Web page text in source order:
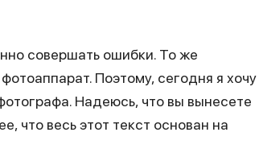
совершать ошибки. То же
Поэтому, сегодня я хочу
Надеюсь, что вы вынесете
что весь этот текст основан на